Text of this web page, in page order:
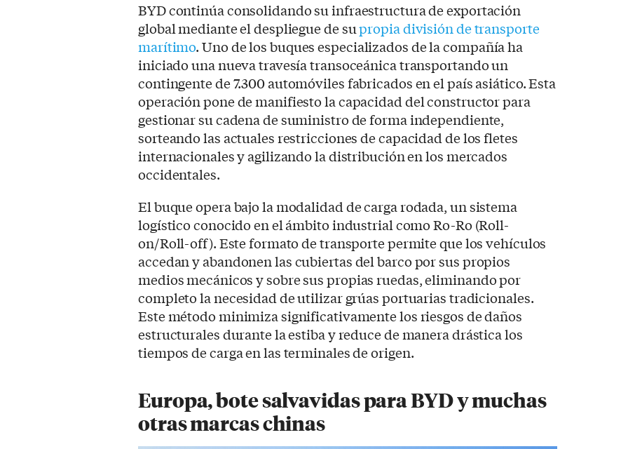
BYD continúa consolidando su infraestructura de exportación
global mediante el despliegue de supropia división de transporte
marítimo. Uno de los buques especializados de la compañía ha
iniciado una nueva travesía transoceánica transportando un
contingente de 7.300 automóviles fabricados en el país asiático. Esta
operación pone de manifiesto la capacidad del constructor para
gestionar su cadena de suministro de forma independiente,
sorteando las actuales restricciones de capacidad de los fletes
internacionales y agilizando la distribución en los mercados
occidentales.
El buque opera bajo la modalidad de carga rodada, un sistema
logístico conocido en el ámbito industrial como Ro-Ro (Roll-
on/Roll-off). Este formato de transporte permite que los vehículos
accedan y abandonen las cubiertas del barco por sus propios
medios mecánicos y sobre sus propias ruedas, eliminando por
completo la necesidad de utilizar grúas portuarias tradicionales.
Este método minimiza significativamente los riesgos de daños
estructurales durante la estiba y reduce de manera drástica los
tiempos de carga en las terminales de origen.
Europa, bote salvavidas para BYD y muchas
otras marcas chinas